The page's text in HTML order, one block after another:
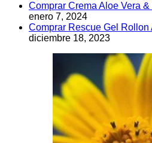
Comprar Crema Aloe Vera
enero 7, 2024
Comprar Rescue Gel
diciembre 18, 2023